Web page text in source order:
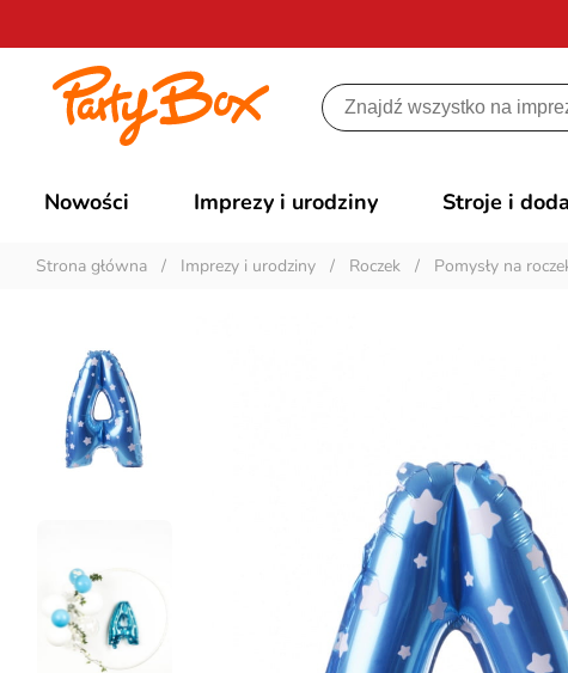
Nowości Imprezy i urodziny Stroje i
Strona główna / Imprezy i urodziny / Roczek / Pomysły na